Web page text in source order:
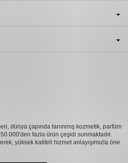
dünya çapında tanınmış kozmetik, parfüm
fazla ürün çeşidi sunmaktadır.
yüksek kaliteli hizmet anlayışımızla öne